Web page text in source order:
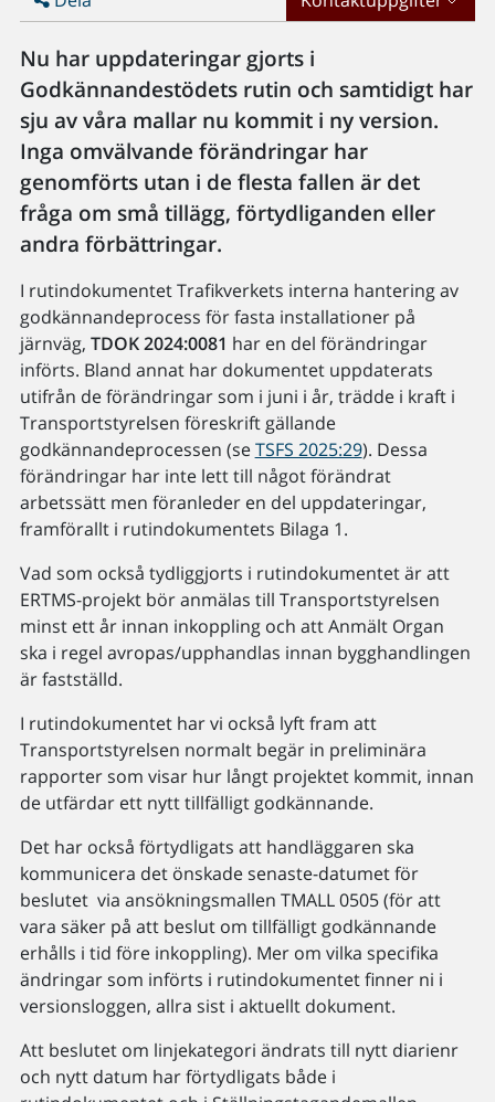
Nu har uppdateringar gjorts i
Godkännandestödets rutin och samtidigt har
sju av våra mallar nu kommit i ny version.
Inga omvälvande förändringar har
genomförts utan i de flesta fallen är det
fråga om små tillägg, förtydliganden eller
andra förbättringar.
I rutindokumentet Trafikverkets interna hantering av
godkännandeprocess för fasta installationer på
järnväg, TDOK 2024:0081 har en del förändringar
införts. Bland annat har dokumentet uppdaterats
utifrån de förändringar som i juni i år, trädde i kraft i
Transportstyrelsen föreskrift gällande
godkännandeprocessen (seTSFS 2025:29). Dessa
förändringar har inte lett till något förändrat
arbetssätt men föranleder en del uppdateringar,
framförallt i rutindokumentets Bilaga 1.
Vad som också tydliggjorts i rutindokumentet är att
ERTMS-projekt bör anmälas till Transportstyrelsen
minst ett år innan inkoppling och att Anmält Organ
ska i regel avropas/upphandlas innan bygghandlingen
är fastställd.
I rutindokumentet har vi också lyft fram att
Transportstyrelsen normalt begär in preliminära
rapporter som visar hur långt projektet kommit, innan
de utfärdar ett nytt tillfälligt godkännande.
Det har också förtydligats att handläggaren ska
kommunicera det önskade senaste-datumet för
beslutet via ansökningsmallen TMALL 0505 (för att
vara säker på att beslut om tillfälligt godkännande
erhålls i tid före inkoppling). Mer om vilka specifika
ändringar som införts i rutindokumentet finner ni i
versionsloggen, allra sist i aktuellt dokument.
Att beslutet om linjekategori ändrats till nytt diarienr
och nytt datum har förtydligats både i